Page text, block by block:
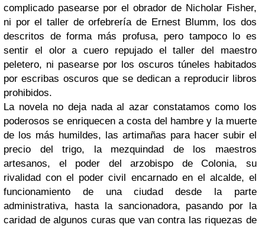
complicado pasearse por el obrador de Nicholar Fisher,
ni por el taller de orfebrería de Ernest Blumm, los dos
descritos de forma más profusa, pero tampoco lo es
sentir el olor a cuero repujado el taller del maestro
peletero, ni pasearse por los oscuros túneles habitados
por escribas oscuros que se dedican a reproducir libros
prohibidos.
La novela no deja nada al azar constatamos como los
poderosos se enriquecen a costa del hambre y la muerte
de los más humildes, las artimañas para hacer subir el
precio del trigo, la mezquindad de los maestros
artesanos, el poder del arzobispo de Colonia, su
rivalidad con el poder civil encarnado en el alcalde, el
funcionamiento de una ciudad desde la parte
administrativa, hasta la sancionadora, pasando por la
caridad de algunos curas que van contra las riquezas de